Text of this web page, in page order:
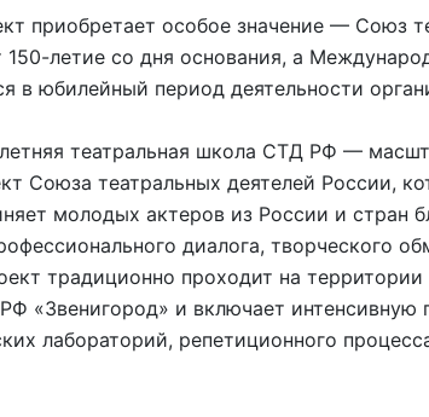
приобретает особое значение — Союз
летие со дня основания, а
в юбилейный период деятельности
театральная школа СТД РФ —
Союза театральных деятелей России,
молодых актеров из России и стран
диалога, творческого
традиционно проходит на
«Звенигород» и включает интенсивную
лабораторий, репетиционного